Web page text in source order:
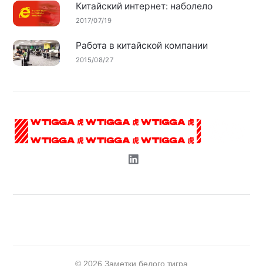
Китайский интернет: наболело
2017/07/19
Работа в китайской компании
2015/08/27
© 2026 Заметки белого тигра